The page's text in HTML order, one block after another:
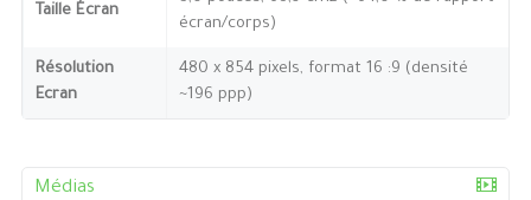
Taille Écran
écran/corps)
Résolution
Ecran
480 x 854 pixels, format 16 :9 (densité
~196 ppp)
Médias